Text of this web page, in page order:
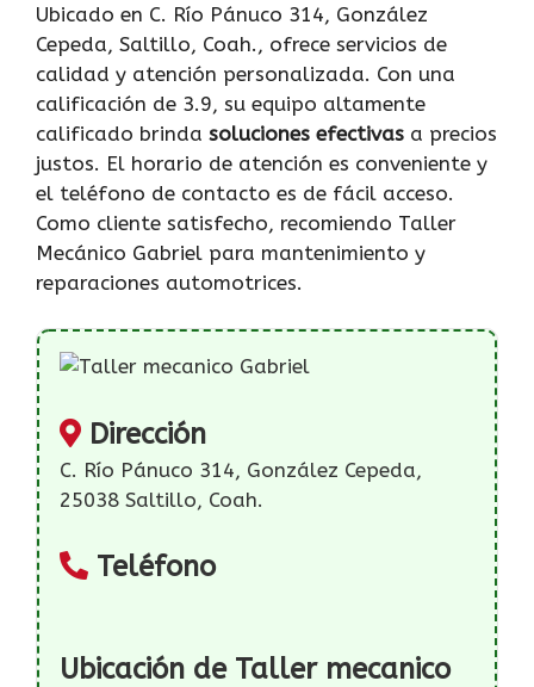
Ubicado en C. Río Pánuco 314, González
Cepeda, Saltillo, Coah., ofrece servicios de
calidad y atención personalizada. Con una
calificación de 3.9, su equipo altamente
calificado brinda soluciones efectivas a precios
justos. El horario de atención es conveniente y
el teléfono de contacto es de fácil acceso.
Como cliente satisfecho, recomiendo Taller
Mecánico Gabriel para mantenimiento y
reparaciones automotrices.
Dirección
C. Río Pánuco 314, González Cepeda,
25038 Saltillo, Coah.
Teléfono
Ubicación de Taller mecanico